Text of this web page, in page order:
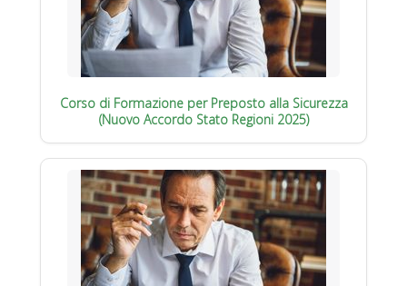
Corso di Formazione per Preposto alla Sicurezza
(Nuovo Accordo Stato Regioni 2025)